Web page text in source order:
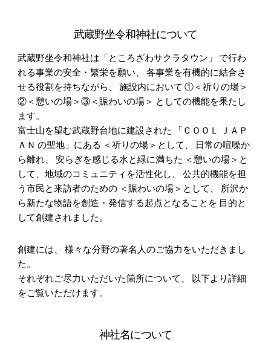
武蔵野坐令和神社について
武蔵野坐令和神社は「ところざわサクラタウン」 で行わ
れる事業の安全・繁栄を願い、 各事業を有機的に結合さ
せる役割を持ちながら、 施設内において ①＜祈りの場＞
②＜憩いの場＞③＜賑わいの場＞ としての機能を果たし
ます。
富士山を望む武蔵野台地に建設された 「ＣＯＯＬ ＪＡＰ
ＡＮ の聖地」にある ＜祈りの場＞として、 日常の喧噪か
ら離れ、 安らぎを感じる水と緑に満ちた ＜憩いの場＞と
して、地域のコミュニティを活性化し、 公共的機能を担
う市民と来訪者のための ＜賑わいの場＞として、 所沢か
ら新たな物語を創造・発信する起点となることを 目的と
して創建されました。
創建には、 様々な分野の著名人のご協力をいただきまし
た。
それぞれご尽力いただいた箇所について、 以下より詳細
をご覧いただけます。
神社名について